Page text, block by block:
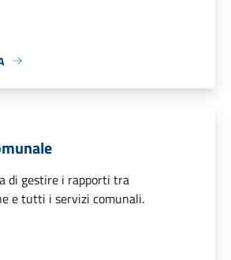
di gestire i rapporti tra
e tutti i servizi comunali.